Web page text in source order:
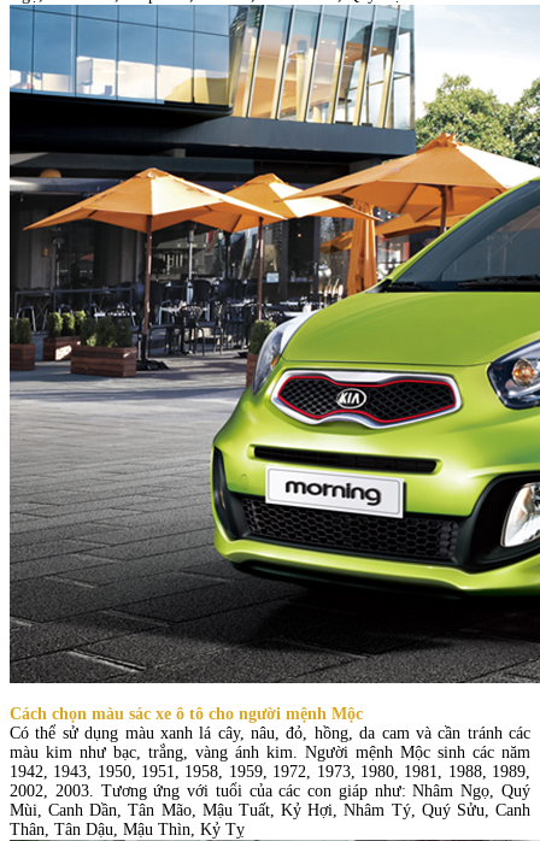
Cách chọn màu sác xe ô tô cho người mệnh Mộc
Có thể sử dụng màu xanh lá cây, nâu, đỏ, hồng, da cam và cần tránh các
màu kim như bạc, trắng, vàng ánh kim. Người mệnh Mộc sinh các năm
1942, 1943, 1950, 1951, 1958, 1959, 1972, 1973, 1980, 1981, 1988, 1989,
2002, 2003. Tương ứng với tuổi của các con giáp như: Nhâm Ngọ, Quý
Mùi, Canh Dần, Tân Mão, Mậu Tuất, Kỷ Hợi, Nhâm Tý, Quý Sửu, Canh
Thân, Tân Dậu, Mậu Thìn, Kỷ Tỵ